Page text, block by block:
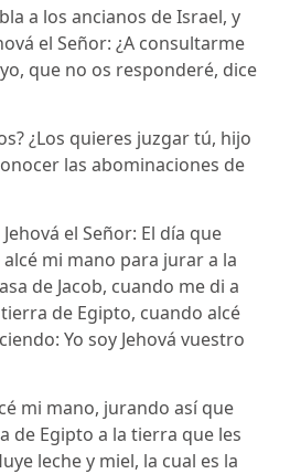
a los ancianos de Israel, y
el Señor: ¿A consultarme
que no os responderé, dice
¿Los quieres juzgar tú, hijo
las abominaciones de
el Señor: El día que
mi mano para jurar a la
de Jacob, cuando me di a
de Egipto, cuando alcé
Yo soy Jehová vuestro
mi mano, jurando así que
de Egipto a la tierra que les
leche y miel, la cual es la